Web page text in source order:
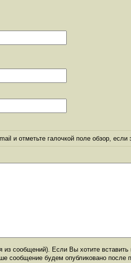
и отметьте галочкой поле обзор, если
из сообщений). Если Вы хотите
сообщение будем опубликовано после